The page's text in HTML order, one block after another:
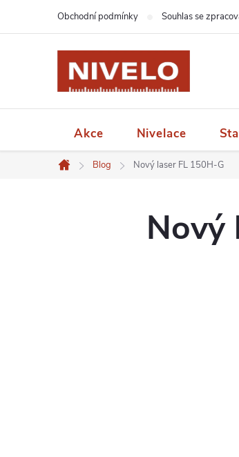
Obchodní podmínky Souhlas se
Akce Nivelace
Domů
Blog Nový laser FL 150H-G
Nový